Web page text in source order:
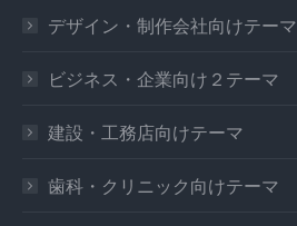
window
windowwindow
デザイン・制作会社向けテーマ
ビジネス・企業向け２テーマ
建設・工務店向けテーマ
歯科・クリニック向けテーマ